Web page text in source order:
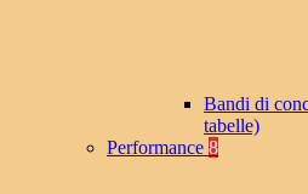
Bandi di
tabelle)
Performance 8